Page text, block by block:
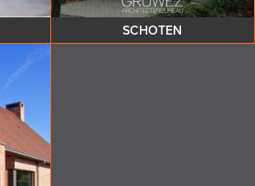
SCHOTEN